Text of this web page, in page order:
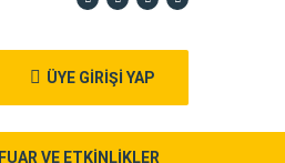
ÜYE GİRİŞİ YAP
FUAR VE ETKİNLİKLER